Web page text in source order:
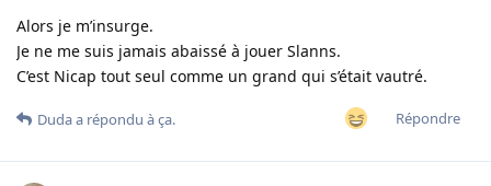
Alors je m’insurge.
Je ne me suis jamais abaissé à jouer Slanns.
C’est Nicap tout seul comme un grand qui s’était vautré.
Répondre
Dudaa répondu à ça.